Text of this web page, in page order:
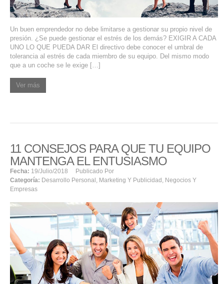
PAGINAS WEB PARA NEGOCIOS
PAGINA WEB CON MANEJADOR DE CONTENIDOS
PAGINA WEB CON CATÁLOGO DE PRODUCTOS
PAGINAS WEB A MEDIDA
SISTEMAS PARA NEGOCIOS Y EMPRESAS
MARKETING DIGITAL
EMAIL MARKETING
SERVICIOS DE TI
TRANSFORMACIÓN DIGITAL
PORTAFOLIO
BLOG
CONTACTO
Un buen emprendedor no debe limitarse a gestionar su propio nivel de
presión. ¿Se puede gestionar el estrés de los demás? EXIGIR A CADA
UNO LO QUE PUEDA DAR El directivo debe conocer el umbral de
tolerancia al estrés de cada miembro de su equipo. Del mismo modo
que a un coche se le exige […]
Ver más
11 CONSEJOS PARA QUE TU EQUIPO
MANTENGA EL ENTUSIASMO
Fecha: 19/julio/2018
Publicado Por
Categoría: Desarrollo Personal Marketing Y Publicidad Negocios Y
Empresas